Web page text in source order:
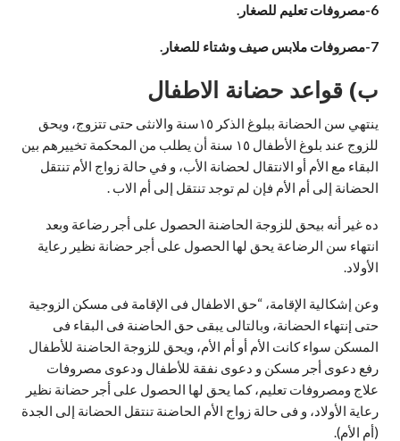
6- مصروفات تعليم للصغار .
7- مصروفات ملابس صيف وشتاء للصغار .
ب) قواعد حضانة الاطفال
ينتهي سن الحضانة ببلوغ الذكر ١٥سنة والانثى حتى تتزوج، ويحق
للزوج عند بلوغ الأطفال ١٥ سنة أن يطلب من المحكمة تخييرهم بين
البقاء مع الأم أو الانتقال لحضانة الأب، و في حالة زواج الأم تنتقل
الحضانة إلى أم الأم فإن لم توجد تنتقل إلى أم الاب .
ده غير أنه بيحق للزوجة الحاضنة الحصول على أجر رضاعة وبعد
انتهاء سن الرضاعة يحق لها الحصول على أجر حضانة نظير رعاية
الأولاد.
وعن إشكالية الإقامة، “حق الاطفال فى الإقامة فى مسكن الزوجية
حتى إنتهاء الحضانة، وبالتالى يبقى حق الحاضنة فى البقاء فى
المسكن سواء كانت الأم أو أم الأم، ويحق للزوجة الحاضنة للأطفال
رفع دعوى أجر مسكن و دعوى نفقة للأطفال ودعوى مصروفات
علاج ومصروفات تعليم، كما يحق لها الحصول على أجر حضانة نظير
رعاية الأولاد، و فى حالة زواج الأم الحاضنة تنتقل الحضانة إلى الجدة
(أم الأم).